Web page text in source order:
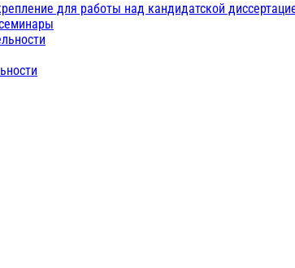
для работы над кандидатской